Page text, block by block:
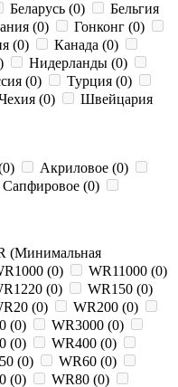
Беларусь (0)
Бельгия
(0)
Гонконг (0)
(0)
Канада (0)
Нидерланды (0)
(0)
Турция (0)
(0)
Швейцария
Акриловое (0)
Сапфировое (0)
(Минимальная
(0)
WR11000 (0)
(0)
WR150 (0)
(0)
WR200 (0)
(0)
WR3000 (0)
(0)
WR400 (0)
(0)
WR60 (0)
(0)
WR80 (0)